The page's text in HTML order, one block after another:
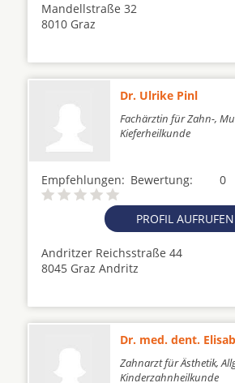
Mandellstraße 32
8010 Graz
Dr. Ulrike Pinl
Fachärztin für Zahn-,
Kieferheilkunde
Empfehlungen: 0
Bewertung:
PROFIL AUFRUFEN
Andritzer Reichsstraße 44
8045 Graz Andritz
Dr. med. dent.
Zahnarzt für Ästhetik,
Kinderzahnheilkunde